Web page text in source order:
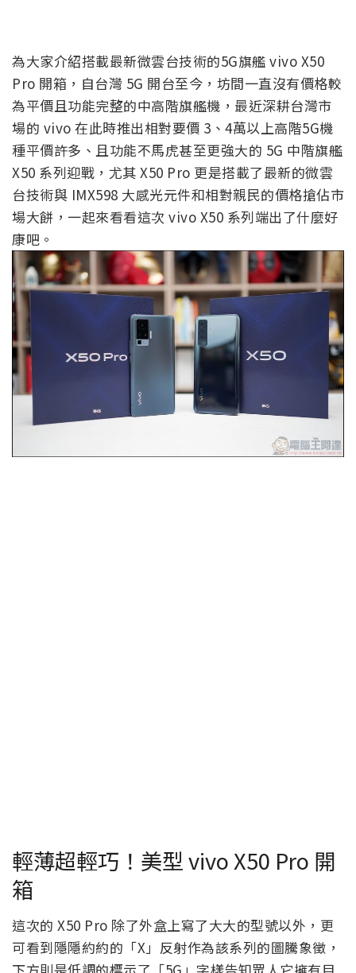
為大家介紹搭載最新微雲台技術的5G旗艦 vivo X50
Pro 開箱，自台灣 5G 開台至今，坊間一直沒有價格較
為平價且功能完整的中高階旗艦機，最近深耕台灣市
場的 vivo 在此時推出相對要價 3、4萬以上高階5G機
種平價許多、且功能不馬虎甚至更強大的 5G 中階旗艦
X50 系列迎戰，尤其 X50 Pro 更是搭載了最新的微雲
台技術與 IMX598 大感光元件和相對親民的價格搶佔市
場大餅，一起來看看這次 vivo X50 系列端出了什麼好
康吧。
輕薄超輕巧！美型 vivo X50 Pro 開
箱
這次的 X50 Pro 除了外盒上寫了大大的型號以外，更
可看到隱隱約約的「X」反射作為該系列的圖騰象徵，